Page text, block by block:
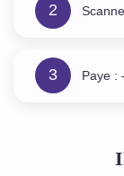
2
3 Paye :